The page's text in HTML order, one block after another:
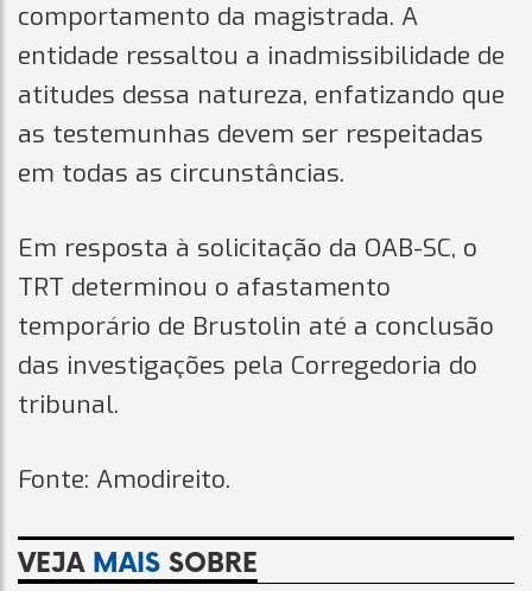
comportamento da magistrada. A
entidade ressaltou a inadmissibilidade de
atitudes dessa natureza, enfatizando que
as testemunhas devem ser respeitadas
em todas as circunstâncias.
Em resposta à solicitação da OAB-SC, o
TRT determinou o afastamento
temporário de Brustolin até a conclusão
das investigações pela Corregedoria do
tribunal.
Fonte: Amodireito.
VEJA MAIS SOBRE